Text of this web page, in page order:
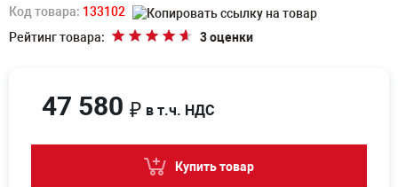
Код товара: 133102
Рейтинг товара:
3 оценки
47 580 ₽ в т.ч. НДС
Купить товар